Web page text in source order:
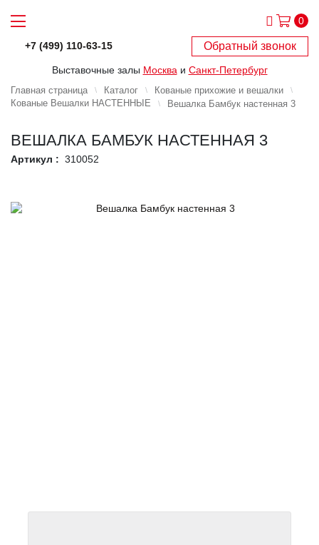
0
+7 (499) 110-63-15 Обратный звонок
Выставочные залы Москва и Санкт-Петербург
Главная страница Каталог
Кованые прихожие и вешалки
Кованые Вешалки НАСТЕННЫЕ
Вешалка Бамбук настенная 3
ВЕШАЛКА БАМБУК НАСТЕННАЯ 3
Артикул : 310052